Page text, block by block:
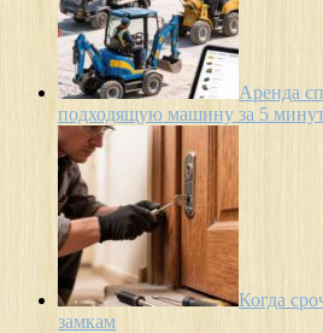
Аренда
подходящую машину за 5
Когда
замкам